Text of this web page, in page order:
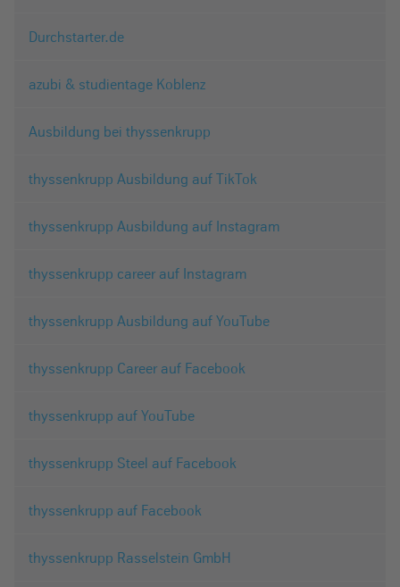
Durchstarter.de
azubi & studientage Koblenz
Ausbildung bei thyssenkrupp
thyssenkrupp Ausbildung auf TikTok
thyssenkrupp Ausbildung auf Instagram
thyssenkrupp career auf Instagram
thyssenkrupp Ausbildung auf YouTube
thyssenkrupp Career auf Facebook
thyssenkrupp auf YouTube
thyssenkrupp Steel auf Facebook
thyssenkrupp auf Facebook
thyssenkrupp Rasselstein GmbH